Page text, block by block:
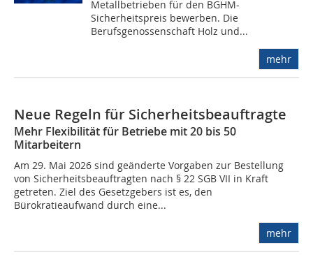
Metallbetrieben für den BGHM-
Sicherheitspreis bewerben. Die
Berufsgenossenschaft Holz und...
mehr
Neue Regeln für Sicherheitsbeauftragte
Mehr Flexibilität für Betriebe mit 20 bis 50
Mitarbeitern
Am 29. Mai 2026 sind geänderte Vorgaben zur Bestellung
von Sicherheitsbeauftragten nach § 22 SGB VII in Kraft
getreten. Ziel des Gesetzgebers ist es, den
Bürokratieaufwand durch eine...
mehr